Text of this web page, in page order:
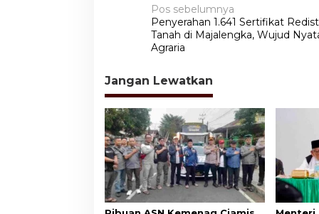
N
a
v
i
g
a
s
i
p
o
Pos sebelumnya
Penyerahan 1.641 Sertifikat
Tanah di Majalengka, Wujud
Agraria
Jangan Lewatkan